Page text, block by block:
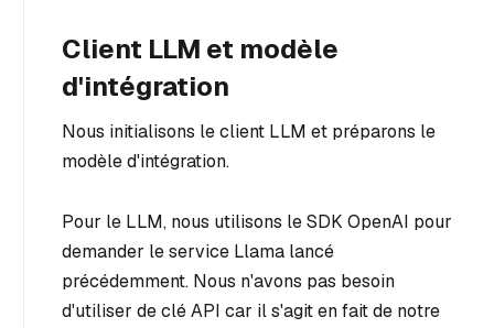
Client LLM et modèle
d'intégration
Nous initialisons le client LLM et préparons le
modèle d'intégration.
Pour le LLM, nous utilisons le SDK OpenAI pour
demander le service Llama lancé
précédemment. Nous n'avons pas besoin
d'utiliser de clé API car il s'agit en fait de notre